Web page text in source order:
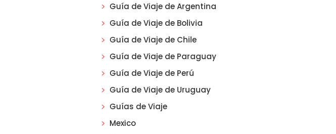
Guía de Viaje de Argentina
Guía de Viaje de Bolivia
Guía de Viaje de Chile
Guía de Viaje de Paraguay
Guía de Viaje de Perú
Guía de Viaje de Uruguay
Guías de Viaje
Mexico